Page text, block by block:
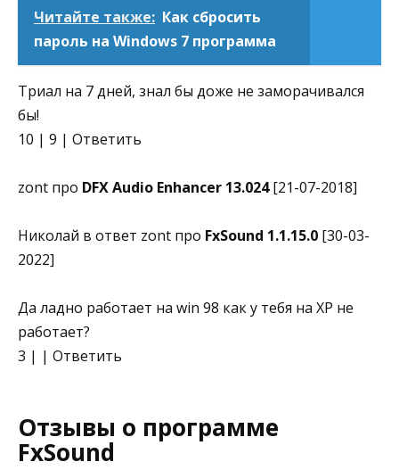
Читайте также: Как сбросить
пароль на Windows 7 программа
Триал на 7 дней, знал бы доже не заморачивался
бы!
10 | 9 | Ответить
zont про DFX Audio Enhancer 13.024[21-07-2018]
Николай в ответ zont про FxSound 1.1.15.0 [30-03-
2022]
Да ладно работает на win 98 как у тебя на XP не
работает?
3 | | Ответить
Отзывы о программе
FxSound